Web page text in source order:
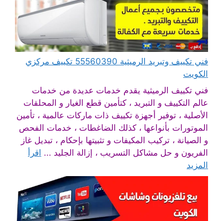
فني تكييف وتبريد الرميثية 55560390 تكييف مركزي
الكويت
فني تكييف الرميثية يقدم خدمات عديدة من خدمات
عالم التكييف و التبريد ، كتأمين قطع الغيار و المحلقات
الأصلية ، توفير أجهزة تكييف ذات ماركات عالمية ، تأمين
الموتورات بأنواعها ، كذلك الضاغطات ، خدمات الفحص
و الصيانة ، تركيب المكيفات و تثبيتها بإحكام ، تبديل غاز
الفريون و حل مشاكل التسريب ، إزالة الجليد ... اقرأ
المزيد